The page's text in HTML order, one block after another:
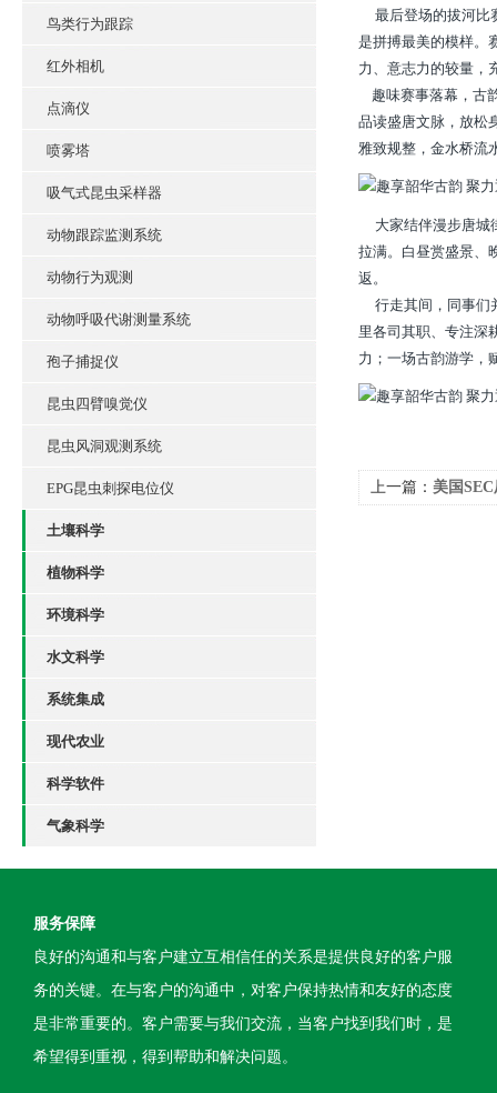
鸟类行为跟踪
红外相机
点滴仪
喷雾塔
吸气式昆虫采样器
动物跟踪监测系统
动物行为观测
动物呼吸代谢测量系统
孢子捕捉仪
昆虫四臂嗅觉仪
昆虫风洞观测系统
EPG昆虫刺探电位仪
土壤科学
植物科学
环境科学
水文科学
系统集成
现代农业
科学软件
气象科学
最后登场的拔河比
是拼搏最美的模样。
力、意志力的较量，
趣味赛事落幕，古
品读盛唐文脉，放松
雅致规整，金水桥流
大家结伴漫步唐城
拉满。白昼赏盛景、
返。
行走其间，同事们
里各司其职、专注深
力；一场古韵游学，
上一篇： 美国
服务保障
良好的沟通和与客户建立互相信任的关系是提供良好的客户服
务的关键。在与客户的沟通中，对客户保持热情和友好的态度
是非常重要的。客户需要与我们交流，当客户找到我们时，是
希望得到重视，得到帮助和解决问题。